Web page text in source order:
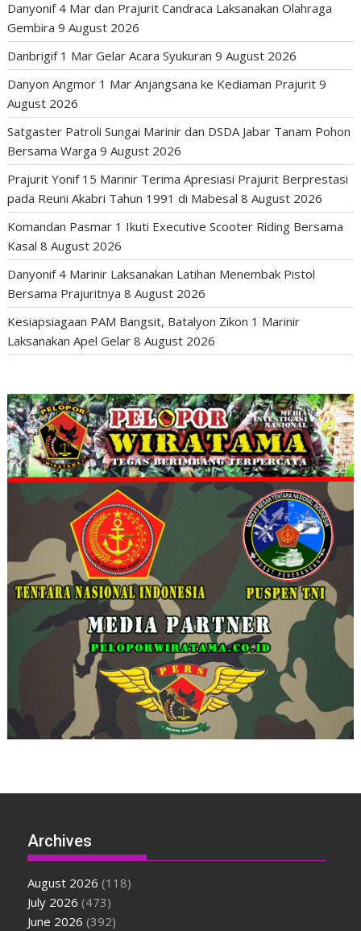
Danyonif 4 Mar dan Prajurit Candraca Laksanakan Olahraga
Gembira 9 August 2026
Danbrigif 1 Mar Gelar Acara Syukuran 9 August 2026
Danyon Angmor 1 Mar Anjangsana ke Kediaman Prajurit 9
August 2026
Satgaster Patroli Sungai Marinir dan DSDA Jabar Tanam Pohon
Bersama Warga 9 August 2026
Prajurit Yonif 15 Marinir Terima Apresiasi Prajurit Berprestasi
pada Reuni Akabri Tahun 1991 di Mabesal 8 August 2026
Komandan Pasmar 1 Ikuti Executive Scooter Riding Bersama
Kasal 8 August 2026
Danyonif 4 Marinir Laksanakan Latihan Menembak Pistol
Bersama Prajuritnya 8 August 2026
Kesiapsiagaan PAM Bangsit, Batalyon Zikon 1 Marinir
Laksanakan Apel Gelar 8 August 2026
Archives
August 2026 (118)
July 2026 (473)
June 2026 (392)